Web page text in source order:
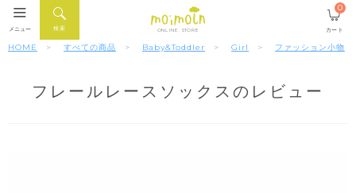
ONLINE STORE
検索
メニュー カート
0
HOME すべての商品 Baby&Toddler Girl ファッション小物
フレールレースソックスのレビュー